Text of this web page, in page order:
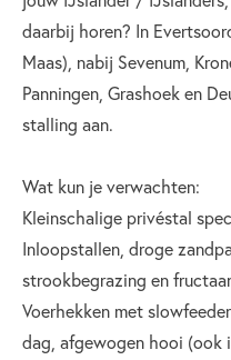
daarbij horen? In
Maas), nabij Sevenum,
Panningen, Grashoek en
stalling aan.
Wat kun je verwachten:
Kleinschalige privéstal
Inloopstallen, droge
strookbegrazing en
Voerhekken met
dag, afgewogen hooi (ook